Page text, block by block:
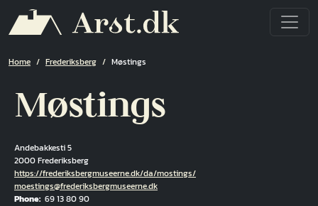
Breadcrumb
Home Frederiksberg Møstings
Møstings
Andebakkesti 5
2000 Frederiksberg
Hjemmeside
https://frederiksbergmuseerne.dk/da/mostings/
Email
moestings@frederiksbergmuseerne.dk
Phone 69 13 80 90